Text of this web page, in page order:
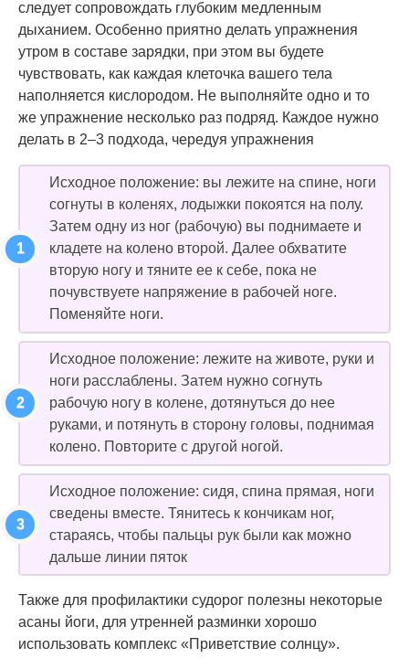
следует сопровождать глубоким медленным
дыханием. Особенно приятно делать упражнения
утром в составе зарядки, при этом вы будете
чувствовать, как каждая клеточка вашего тела
наполняется кислородом. Не выполняйте одно и то
же упражнение несколько раз подряд. Каждое нужно
делать в 2–3 подхода, чередуя упражнения
Исходное положение: вы лежите на спине, ноги
согнуты в коленях, лодыжки покоятся на полу.
Затем одну из ног (рабочую) вы поднимаете и
кладете на колено второй. Далее обхватите
вторую ногу и тяните ее к себе, пока не
почувствуете напряжение в рабочей ноге.
Поменяйте ноги.
Исходное положение: лежите на животе, руки и
ноги расслаблены. Затем нужно согнуть
рабочую ногу в колене, дотянуться до нее
руками, и потянуть в сторону головы, поднимая
колено. Повторите с другой ногой.
Исходное положение: сидя, спина прямая, ноги
сведены вместе. Тянитесь к кончикам ног,
стараясь, чтобы пальцы рук были как можно
дальше линии пяток
Также для профилактики судорог полезны некоторые
асаны йоги, для утренней разминки хорошо
использовать комплекс «Приветствие солнцу».